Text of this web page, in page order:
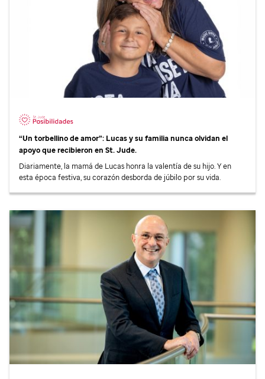
“Un torbellino de amor”: Lucas y su familia nunca olvidan el
apoyo que recibieron en St. Jude.
Diariamente, la mamá de Lucas honra la valentía de su hijo. Y en
esta época festiva, su corazón desborda de júbilo por su vida.